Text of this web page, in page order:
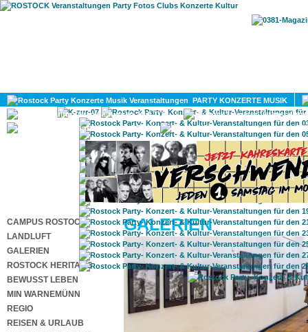
PARTY KONZERTE MUSIK
KULTUR
GAY
CAMPUS ROSTOCK
LANDLUFT
GALERIEN
ROSTOCK HERITAGE
BEWUSST LEBEN
MIN WARNEMÜNN
REGIO
REISEN & URLAUB
GALERIEN